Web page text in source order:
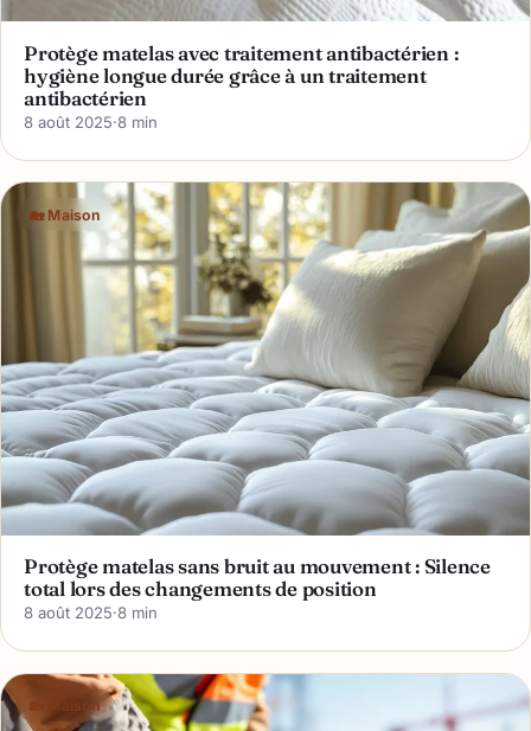
Protège matelas avec traitement antibactérien :
hygiène longue durée grâce à un traitement
antibactérien
8 août 2025·8 min
🏡 Maison
Protège matelas sans bruit au mouvement : Silence
total lors des changements de position
8 août 2025·8 min
🏡 Maison